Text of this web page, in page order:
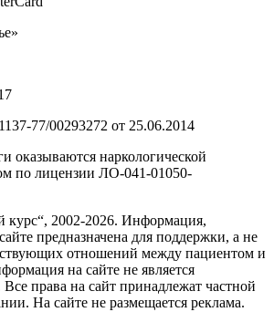
77/00293272 от 25.06.2014
оказываются наркологической
по лицензии ЛО-041-01050-
курс“, 2002-2026. Информация,
предназначена для поддержки, а не
отношений между пациентом и
на сайте не является
права на сайт принадлежат частной
На сайте не размещается реклама.